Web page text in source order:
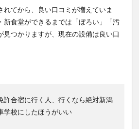
れてから、良い口コミが増えていま
新食堂ができるまでは「ぼろい」「汚
見つかりますが、現在の設備は良い口
許合宿に行く人、行くなら絶対新潟
学校にしたほうがいい